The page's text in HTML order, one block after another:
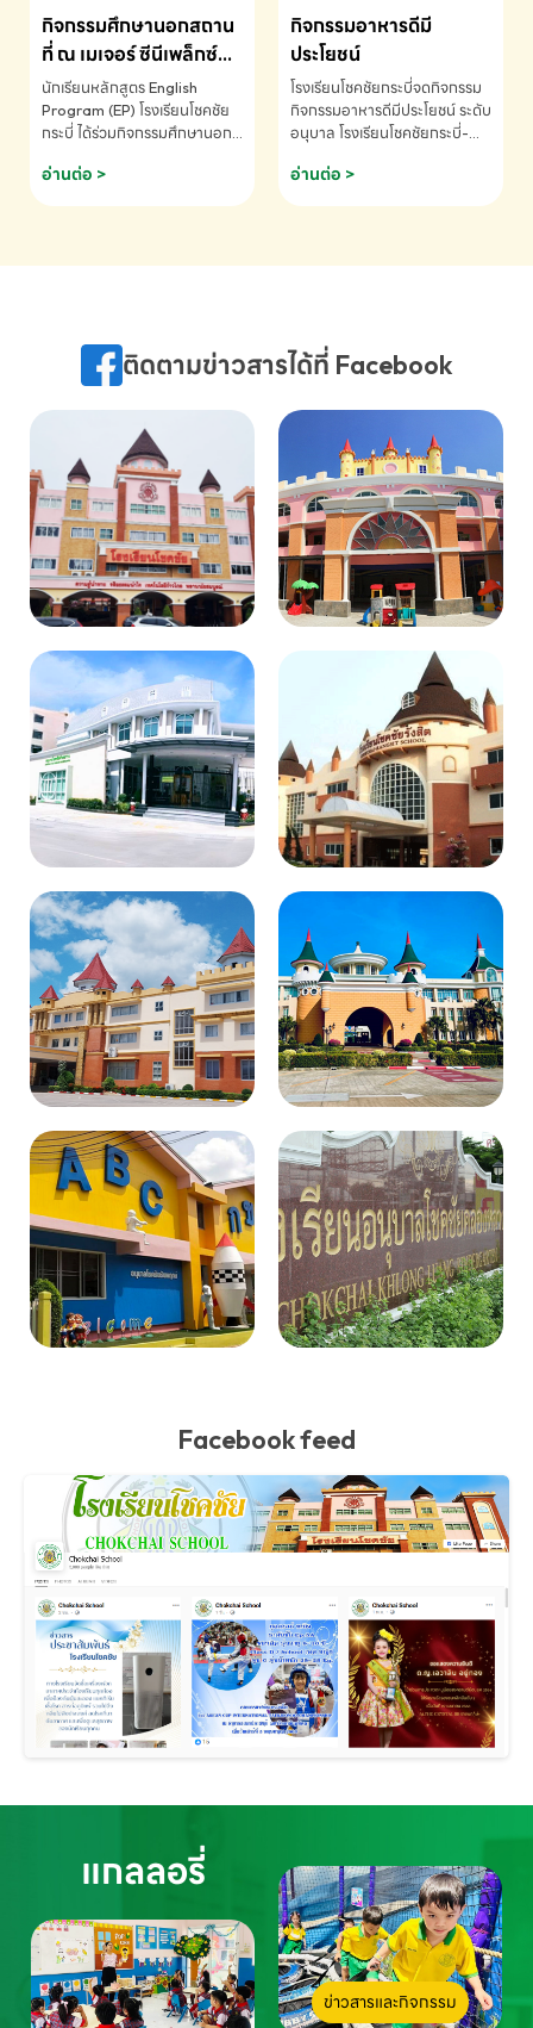
Competition K2 - ถ้วยรางวัล
รองชนะเลิศอันดับที่ 2 Mental
K2(Grop) โรงเรียนโชคชัยกระบี่-
สอบถามข้อมูลเพิ่มเติม โทร.
075-691910
กิจกรรมศึกษานอกสถาน
ที่ ณ เมเจอร์ ซีนีเพล็กซ์
ระดับประถมศึกษา (EP.1-
6)
นักเรียนหลักสูตร English
Program (EP) โรงเรียนโชคชัย
กระบี่ ได้ร่วมกิจกรรมศึกษานอก
ชมภาพยนตร์ Toy Story 5
(Soundtrack)เพื่อเสริมทักษะ
ภาษา ผ่านประสบการณ์การเรียนรู้
075-691910
อ่านต่อ >
กิจกรรมอาหารดีมี
ประโยชน์
โรงเรียนโชคชัยกระบี่จดกิจกรรม
กิจกรรมอาหารดีมีประโยชน์ ระดับ
อนุบาล โรงเรียนโชคชัยกระบี่-
075-691910
อ่านต่อ >
ติดตามข่าวสารได้ที่ Facebook
Facebook feed
แกลลอรี่
ข่าวสารและกิจกรรม